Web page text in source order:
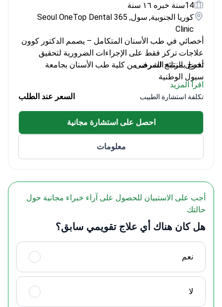
14سنة خبره ١٦ سنة
كوريا الجنوبية, سول, 365 Seoul OneTop Dental
Clinic
أخصائي في طب الأسنان المتكامل – يصمم الدكتور كوون
علاجات تركز فقط على الإجراءات الضرورية لتحقيق
أفضل النتائج للمرضى.
تخرج بمرتبة الشرف من كلية طب الأسنان بجامعة
سيول الوطنية
أكمل فترة الإقامة في مستشفى جامعة سيول الوطنية
لطب الأسنان
أخصائي معتمد في زراعة الأسنان من قبل وزارة الصحة
والرعاية الاجتماعية
عضو نشط في العديد من جمعيات طب الأسنان الكورية
بما في ذلك الأكاديمية الكورية لأمراض اللثة
اقرأ المزيد
تكلفة استشارة الطبيب السعر عند الطلب
احصل على استشارة مجانية
معلومات
أجب على الاستبيان للحصول على آراء خبراء مجانية حول
حالتك
هل كان هناك أي علاج تقويمي سابق؟
نعم
لا